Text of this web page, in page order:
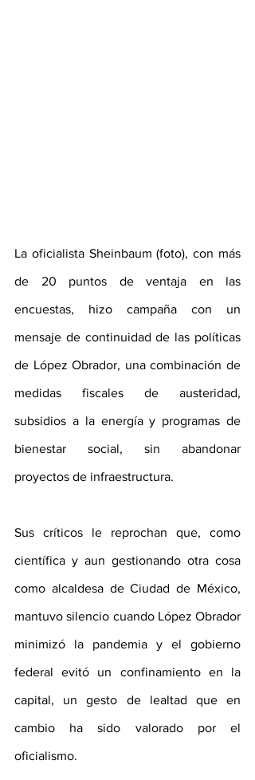
La oficialista Sheinbaum (foto), con más
de 20 puntos de ventaja en las
encuestas, hizo campaña con un
mensaje de continuidad de las políticas
de López Obrador, una combinación de
medidas fiscales de austeridad,
subsidios a la energía y programas de
bienestar social, sin abandonar
proyectos de infraestructura.
Sus críticos le reprochan que, como
científica y aun gestionando otra cosa
como alcaldesa de Ciudad de México,
mantuvo silencio cuando López Obrador
minimizó la pandemia y el gobierno
federal evitó un confinamiento en la
capital, un gesto de lealtad que en
cambio ha sido valorado por el
oficialismo.